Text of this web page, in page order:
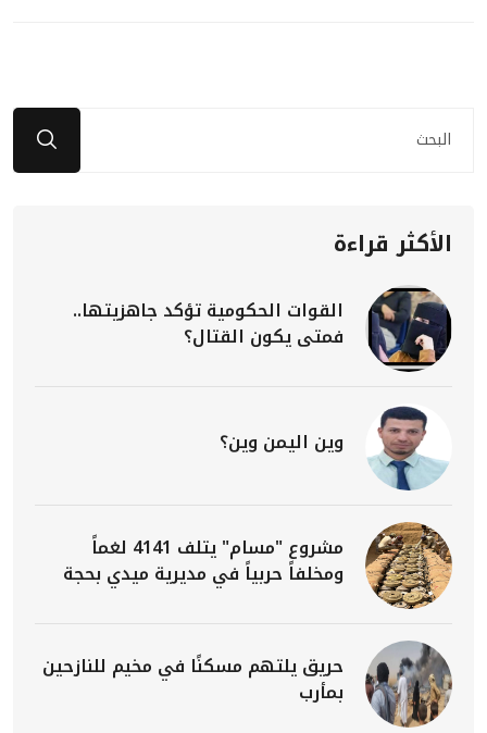
الأكثر قراءة
القوات الحكومية تؤكد جاهزيتها..
فمتى يكون القتال؟
وين اليمن وين؟
مشروع "مسام" يتلف 4141 لغماً
ومخلفاً حربياً في مديرية ميدي بحجة
حريق يلتهم مسكنًا في مخيم للنازحين
بمأرب